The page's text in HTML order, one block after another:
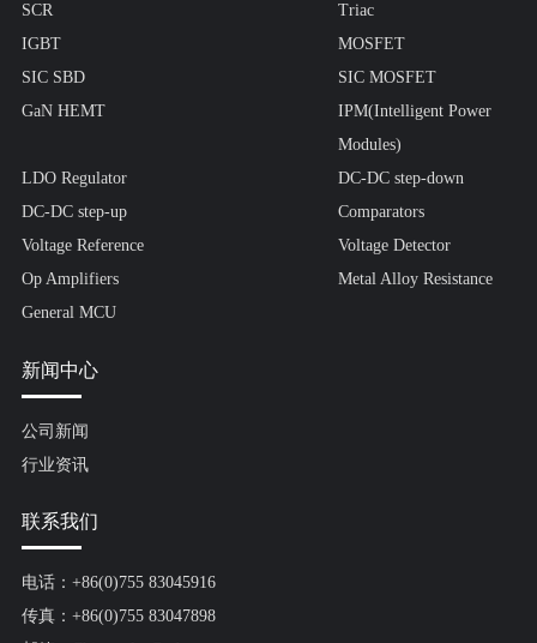
SCR
Triac
IGBT
MOSFET
SIC SBD
SIC MOSFET
GaN HEMT
IPM(Intelligent Power
Modules)
LDO Regulator
DC-DC step-down
DC-DC step-up
Comparators
Voltage Reference
Voltage Detector
Op Amplifiers
Metal Alloy Resistance
General MCU
新闻中心
公司新闻
行业资讯
联系我们
电话：+86(0)755 83045916
传真：+86(0)755 83047898